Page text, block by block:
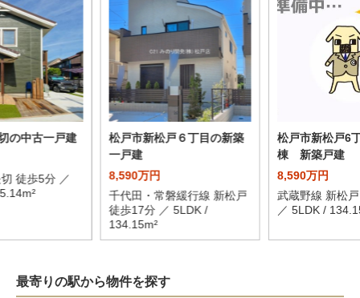
の中古一戸建
徒歩5分 ／
松戸市新松戸６丁目の新築
一戸建
8,590万円
千代田・常磐緩行線 新松戸
徒歩17分 ／ 5LDK /
134.15m²
松戸市新松戸6
棟 新築戸建
8,590万円
武蔵野線 新松
／ 5LDK /
最寄りの駅から物件を探す